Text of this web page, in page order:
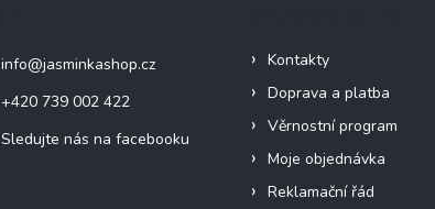
info@jasminkashop.cz
+420 739 002 422
Sledujte nás na facebooku
Kontakty
Doprava a platba
Věrnostní program
Moje objednávka
Reklamační řád